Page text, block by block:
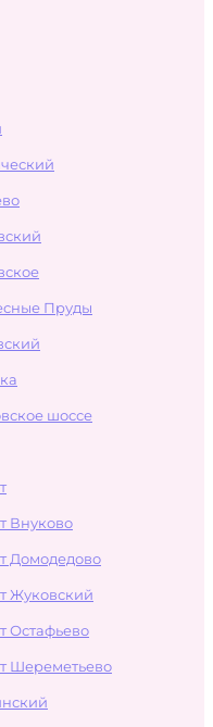
Пруды
шоссе
Внуково
Домодедово
Жуковский
Остафьево
Шереметьево